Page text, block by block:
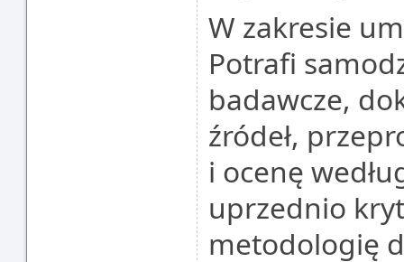
W zakresie
Potrafi
badawcze,
źródeł,
i ocenę
uprzednio
metodologię